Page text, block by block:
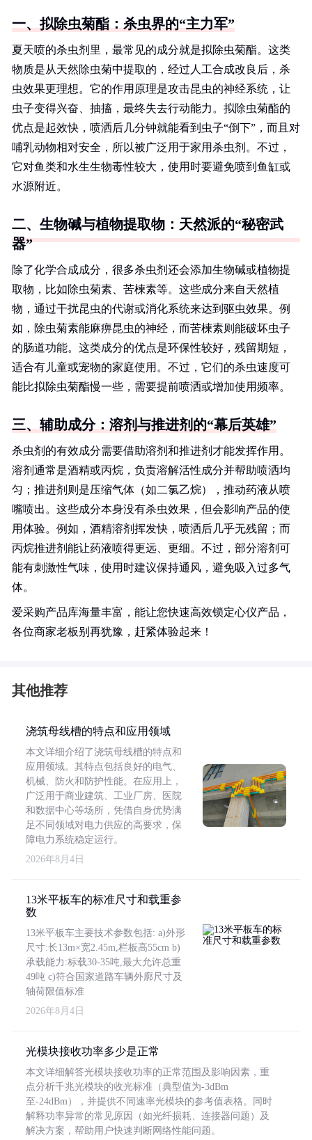
一、拟除虫菊酯：杀虫界的“主力军”
夏天喷的杀虫剂里，最常见的成分就是拟除虫菊酯。这类
物质是从天然除虫菊中提取的，经过人工合成改良后，杀
虫效果更理想。它的作用原理是攻击昆虫的神经系统，让
虫子变得兴奋、抽搐，最终失去行动能力。拟除虫菊酯的
优点是起效快，喷洒后几分钟就能看到虫子“倒下”，而且对
哺乳动物相对安全，所以被广泛用于家用杀虫剂。不过，
它对鱼类和水生生物毒性较大，使用时要避免喷到鱼缸或
水源附近。
二、生物碱与植物提取物：天然派的“秘密武
器”
除了化学合成成分，很多杀虫剂还会添加生物碱或植物提
取物，比如除虫菊素、苦楝素等。这些成分来自天然植
物，通过干扰昆虫的代谢或消化系统来达到驱虫效果。例
如，除虫菊素能麻痹昆虫的神经，而苦楝素则能破坏虫子
的肠道功能。这类成分的优点是环保性较好，残留期短，
适合有儿童或宠物的家庭使用。不过，它们的杀虫速度可
能比拟除虫菊酯慢一些，需要提前喷洒或增加使用频率。
三、辅助成分：溶剂与推进剂的“幕后英雄”
杀虫剂的有效成分需要借助溶剂和推进剂才能发挥作用。
溶剂通常是酒精或丙烷，负责溶解活性成分并帮助喷洒均
匀；推进剂则是压缩气体（如二氯乙烷），推动药液从喷
嘴喷出。这些成分本身没有杀虫效果，但会影响产品的使
用体验。例如，酒精溶剂挥发快，喷洒后几乎无残留；而
丙烷推进剂能让药液喷得更远、更细。不过，部分溶剂可
能有刺激性气味，使用时建议保持通风，避免吸入过多气
体。
爱采购产品库海量丰富，能让您快速高效锁定心仪产品，
各位商家老板别再犹豫，赶紧体验起来！
其他推荐
浇筑母线槽的特点和应用领域
本文详细介绍了浇筑母线槽的特点和
应用领域。其特点包括良好的电气、
机械、防火和防护性能。在应用上，
广泛用于商业建筑、工业厂房、医院
和数据中心等场所，凭借自身优势满
足不同领域对电力供应的高要求，保
障电力系统稳定运行。
2026年8月4日
13米平板车的标准尺寸和载重参
数
13米平板车主要技术参数包括: a)外形
尺寸:长13m×宽2.45m,栏板高55cm b)
承载能力:标载30-35吨,最大允许总重
49吨 c)符合国家道路车辆外廓尺寸及
轴荷限值标准
2026年8月4日
光模块接收功率多少是正常
本文详细解答光模块接收功率的正常范围及影响因素，重
点分析千兆光模块的收光标准（典型值为-3dBm
至-24dBm），并提供不同速率光模块的参考值表格。同时
解释功率异常的常见原因（如光纤损耗、连接器问题）及
解决方案，帮助用户快速判断网络性能问题。